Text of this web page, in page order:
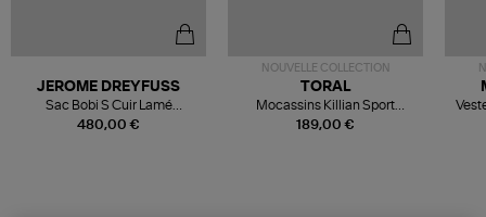
480,00 €
JEROME DREYFUSS
Sac Bobi S Cuir Lamé
Champagne
NOUVELLE COLLECTION
189,00 €
TORAL
Mocassins Killian Sport
Mousse